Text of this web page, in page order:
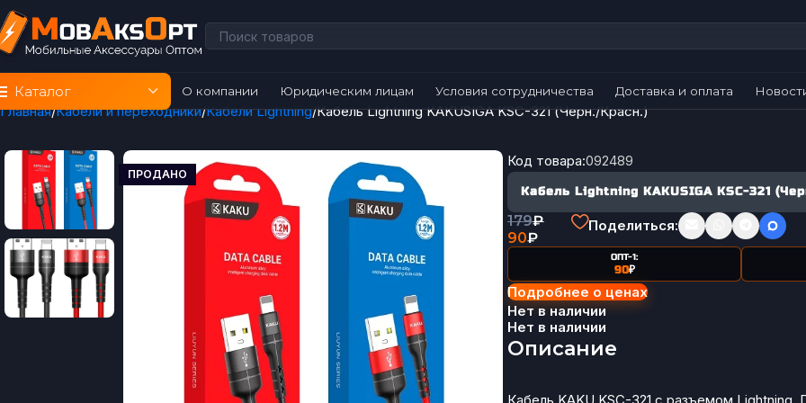
Каталог О компании Юридическим лицам Условия сотрудничества Доставка и оплата
Главная Кабели и переходники Кабели Lightning Кабель Lightning KAKUSIGA KSC-321 (Черн./Красн.)
ПРОДАНО
Код товара:092489
Кабель Lightning KAKUSIGA KSC-321
179₽
90₽
Поделиться:
ОПТ-1:
90₽
Подробнее о ценах
Нет в наличии
Нет в наличии
Описание
Кабель KAKU KSC-321 с разъемом Lightning.